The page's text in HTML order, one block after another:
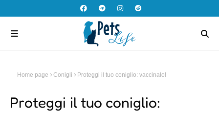
Home page Conigli Proteggi il tuo coniglio: vaccinalo!
Proteggi il tuo coniglio: